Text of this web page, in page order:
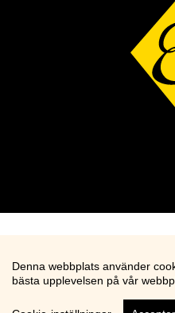
Denna webbplats använder
bästa upplevelsen på vår